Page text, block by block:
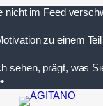
nicht im Feed
zu einem
sehen, prägt, was